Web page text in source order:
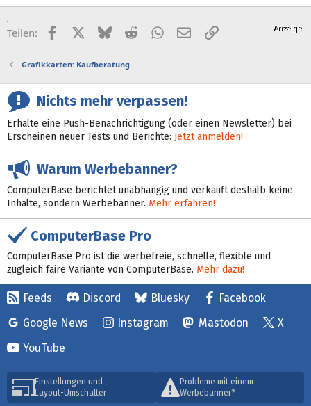
Teilen: FacebookX (Twitter)
BlueskyRedditWhatsApp
E-MailLink
Grafikkarten: Kaufberatung
Nichts mehr verpassen!
Erhalte eine Push-Benachrichtigung (oder einen Newsletter) bei
Erscheinen neuer Tests und Berichte: Jetzt anmelden!
Warum Werbebanner?
ComputerBase berichtet unabhängig und verkauft deshalb keine
Inhalte, sondern Werbebanner. Mehr erfahren!
ComputerBase Pro
ComputerBase Pro ist die werbefreie, schnelle, flexible und
zugleich faire Variante von ComputerBase. Mehr dazu!
Feeds Discord Bluesky
Facebook
Google News
Instagram Mastodon
X
YouTube
Einstellungen und
Layout-Umschalter
Probleme mit einem
Werbebanner?